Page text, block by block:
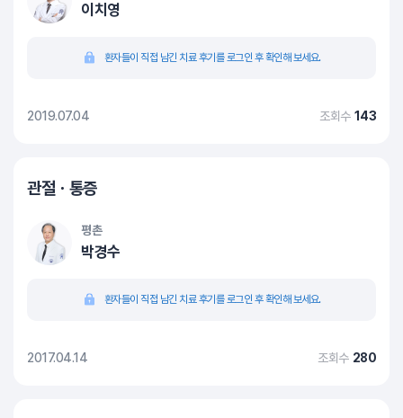
이치영
환자들이 직접 남긴 치료 후기를 로그인 후 확인해 보세요.
2019.07.04 조회수 143
관절ㆍ통증
평촌
박경수
환자들이 직접 남긴 치료 후기를 로그인 후 확인해 보세요.
2017.04.14 조회수 280